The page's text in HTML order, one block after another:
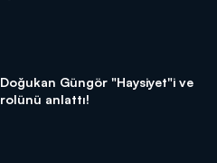
Doğukan Güngör "Haysiyet"i ve
rolünü anlattı!